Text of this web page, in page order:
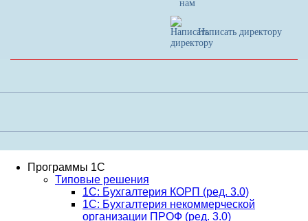
Написать директору
Программы 1С
Типовые решения
1C: Бухгалтерия КОРП (ред. 3.0)
1С: Бухгалтерия некоммерческой
организации ПРОФ (ред. 3.0)